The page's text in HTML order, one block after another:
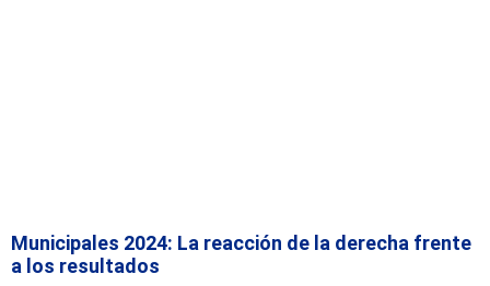
Municipales 2024: La reacción de la derecha frente
a los resultados